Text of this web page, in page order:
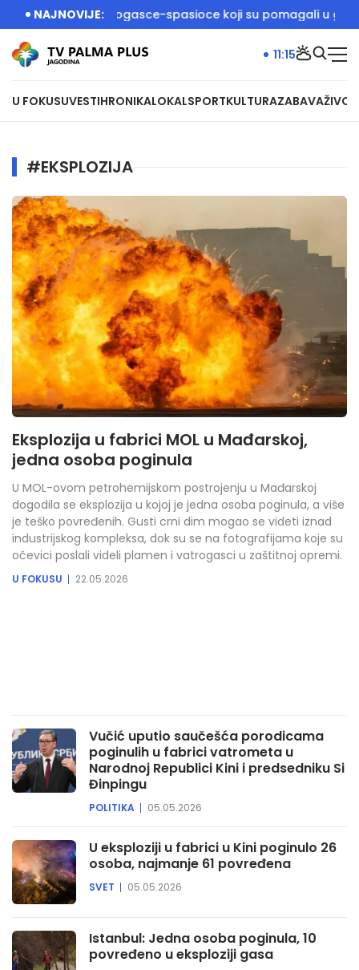
NAJNOVIJE:
dočekali vatrogasce-spasioce koji su pomagali u gašenju
U FOKUSUVESTIHRONIKALOKALSPORTKULTURAZABAVAŽIVOT
11:15
#EKSPLOZIJA
Eksplozija u fabrici MOL u Mađarskoj,
jedna osoba poginula
U MOL-ovom petrohemijskom postrojenju u Mađarskoj
dogodila se eksplozija u kojoj je jedna osoba poginula, a više
je teško povređenih. Gusti crni dim mogao se videti iznad
industrijskog kompleksa, dok su se na fotografijama koje su
očevici poslali videli plamen i vatrogasci u zaštitnoj opremi.
U FOKUSU 22.05.2026
Vučić uputio saučešća porodicama
poginulih u fabrici vatrometa u
Narodnoj Republici Kini i predsedniku Si
Đinpingu
POLITIKA 05.05.2026
U eksploziji u fabrici u Kini poginulo 26
osoba, najmanje 61 povređena
SVET 05.05.2026
Istanbul: Jedna osoba poginula, 10
povređeno u eksploziji gasa